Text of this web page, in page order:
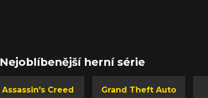
Nejoblíbenější herní série
Assassin's Creed Grand Theft Auto